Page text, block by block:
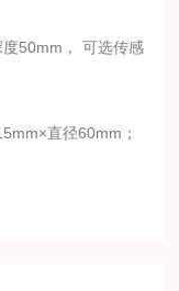
50mm， 可选传感
直径60mm；